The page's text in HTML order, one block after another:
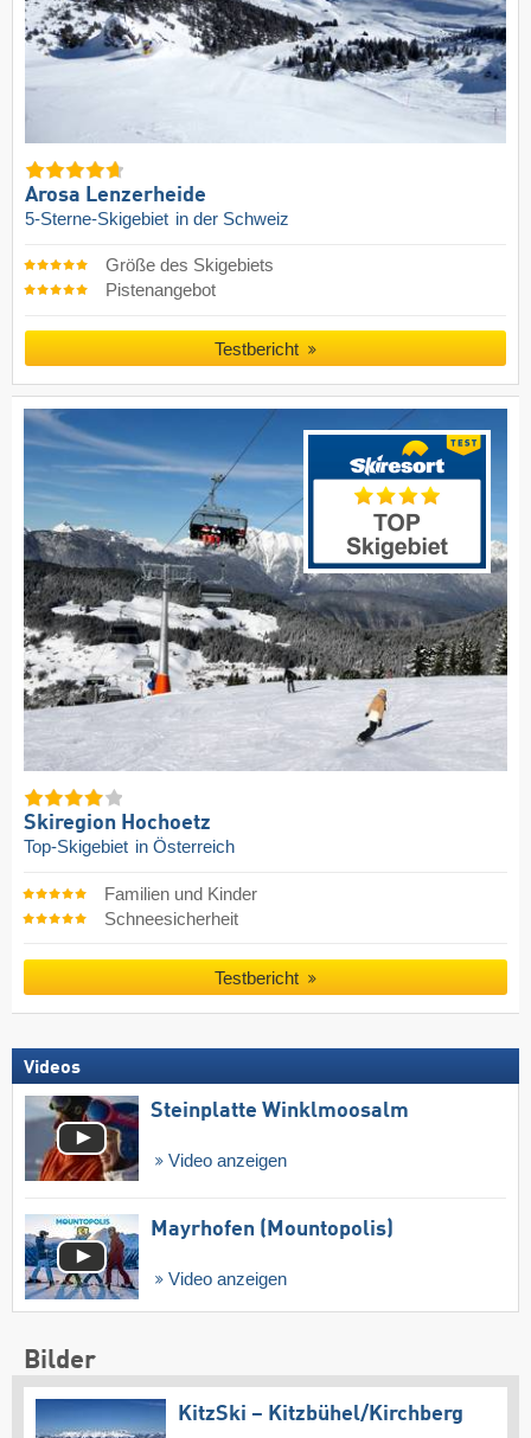
Arosa Lenzerheide
5-Sterne-Skigebiet in der Schweiz
Größe des Skigebiets
Pistenangebot
Testbericht
Skiregion Hochoetz
Top-Skigebiet in Österreich
Familien und Kinder
Schneesicherheit
Testbericht
Videos
Steinplatte Winklmoosalm
Video anzeigen
Mayrhofen (Mountopolis)
Video anzeigen
Bilder
KitzSki – Kitzbühel/​Kirchberg